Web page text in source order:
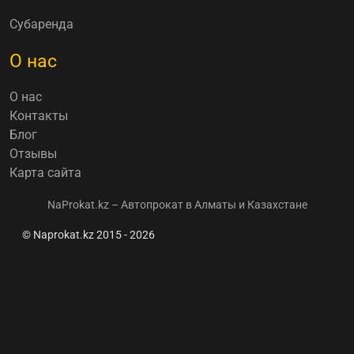
Субаренда
О нас
О нас
Контакты
Блог
Отзывы
Карта сайта
NaProkat.kz – Автопрокат в Алматы и Казахстане
© Naprokat.kz 2015 - 2026